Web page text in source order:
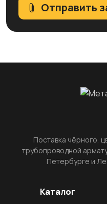
Отправить
Поставка чёрного,
трубопроводной
Петербурге и
Каталог